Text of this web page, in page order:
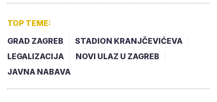
TOP TEME:
GRAD ZAGREB
STADION KRANJČEVIĆEVA
LEGALIZACIJA
NOVI ULAZ U ZAGREB
JAVNA NABAVA